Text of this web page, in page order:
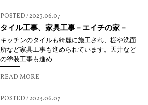
POSTED / 2023.06.07
タイル工事、家具工事－エイチの家－
キッチンのタイルも綺麗に施工され、棚や洗面
所など家具工事も進められています。天井など
の塗装工事も進め...
READ MORE
POSTED / 2023.06.07